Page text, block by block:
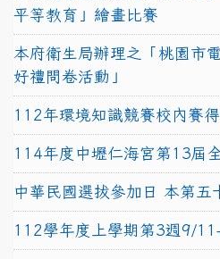
平等教育」繪畫比賽
本府衛生局辦理之「桃園市
好禮問卷活動」
112年環境知識競賽校內賽
114年度中壢仁海宮第13屆
中華民國選拔參加日 本第五
112學年度上學期第3週9/